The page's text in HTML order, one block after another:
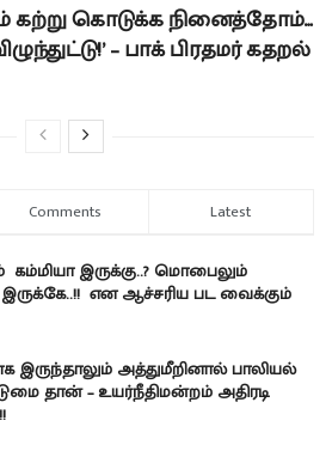
கற்று கொடுக்க நினைத்தோம்…
– பாக் பிரதமர் கதறல்
Comments Latest
கம்மியா இருக்கு..? மொபைலும்
என ஆச்சரிய பட வைக்கும்
அத்துமீறினால் பாலியல்
தான் – உயர்நீதிமன்றம் அதிரடி